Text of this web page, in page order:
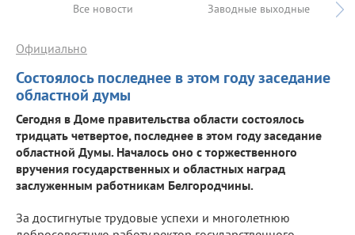
Все новости Заводные выходные
Состоялось последнее в этом году заседание
областной думы
Официально
Сегодня в Доме правительства области состоялось
тридцать четвертое, последнее в этом году заседание
областной Думы. Началось оно с торжественного
вручения государственных и областных наград
заслуженным работникам Белгородчины.
За достигнутые трудовые успехи и многолетнюю